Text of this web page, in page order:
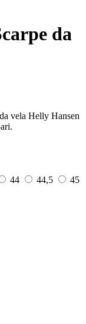
da
vela Helly Hansen
44 44,5
45